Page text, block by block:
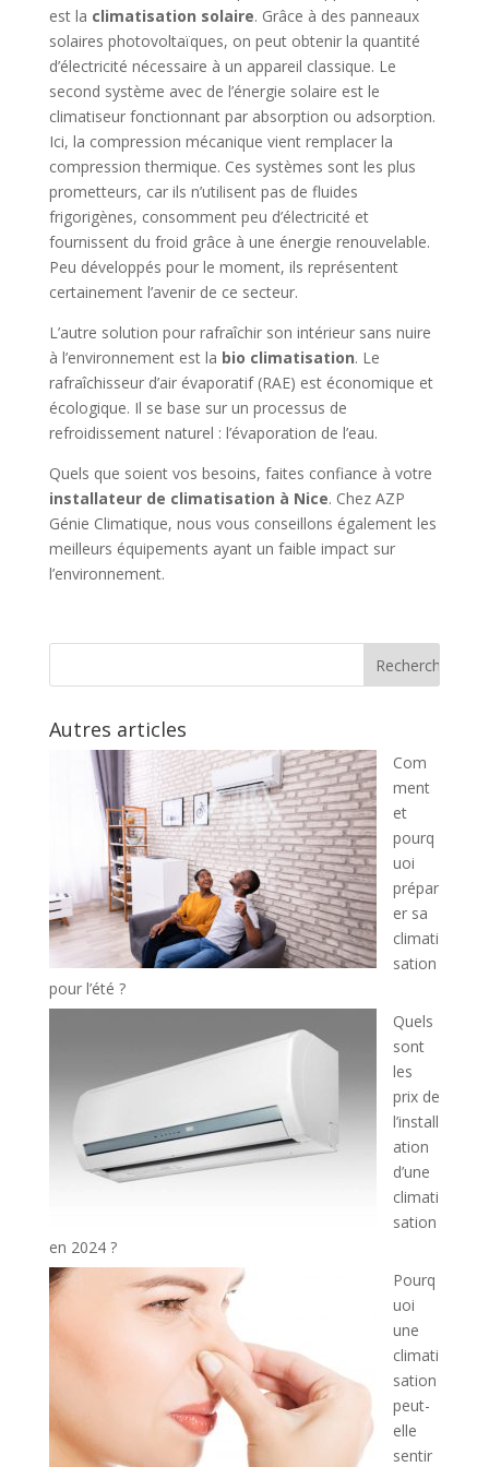
est la climatisation solaire. Grâce à des panneaux
solaires photovoltaïques, on peut obtenir la quantité
d’électricité nécessaire à un appareil classique. Le
second système avec de l’énergie solaire est le
climatiseur fonctionnant par absorption ou adsorption.
Ici, la compression mécanique vient remplacer la
compression thermique. Ces systèmes sont les plus
prometteurs, car ils n’utilisent pas de fluides
frigorigènes, consomment peu d’électricité et
fournissent du froid grâce à une énergie renouvelable.
Peu développés pour le moment, ils représentent
certainement l’avenir de ce secteur.
L’autre solution pour rafraîchir son intérieur sans nuire
à l’environnement est la bio climatisation. Le
rafraîchisseur d’air évaporatif (RAE) est économique et
écologique. Il se base sur un processus de
refroidissement naturel : l’évaporation de l’eau.
Quels que soient vos besoins, faites confiance à votre
installateur de climatisation à Nice. Chez AZP
Génie Climatique, nous vous conseillons également les
meilleurs équipements ayant un faible impact sur
l’environnement.
Autres articles
Com
ment
et
pourq
uoi
prépar
er sa
climati
sation
pour l’été ?
Quels
sont
les
prix de
l’install
ation
d’une
climati
sation
en 2024 ?
Pourq
uoi
une
climati
sation
peut-
elle
sentir